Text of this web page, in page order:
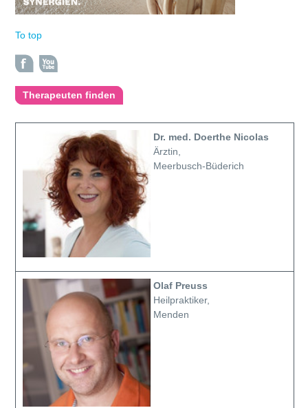
To top
Therapeuten finden
Dr. med. Doerthe Nicolas
Ärztin,
Meerbusch-Büderich
Olaf Preuss
Heilpraktiker,
Menden